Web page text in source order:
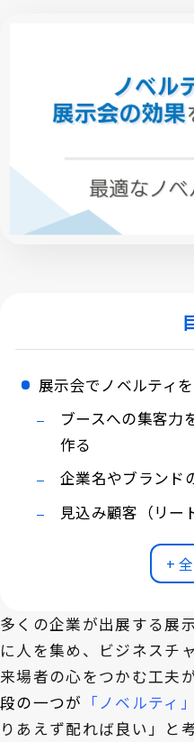
展示会でノベルティ
ブースへの集客力
作る
企業名やブランド
見込み顧客（リー
+
多くの企業が出展する展
に人を集め、ビジネスチ
来場者の心をつかむ工夫
段の一つが 「ノベルティ
りあえず配れば良い」と